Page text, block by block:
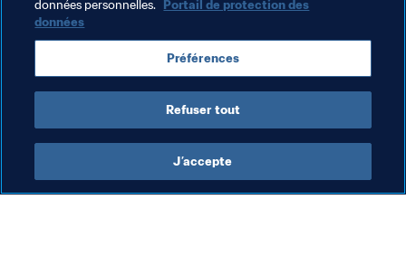
Uruguay CONMEBOL
FIFA Forward
données personnelles. Portail de protection des
données
Préférences
Refuser tout
J’accepte